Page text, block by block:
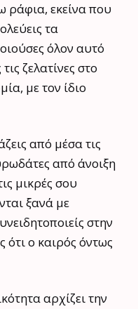
ράφια, εκείνα που
τα
όλον αυτό
ζελατίνες στο
με τον ίδιο
από μέσα τις
από άνοιξη
μικρές σου
ξανά με
στην
ότι ο καιρός όντως
αρχίζει την